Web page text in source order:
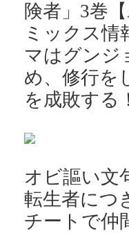
険者」3巻
ミックス情
マはグンジ
め、修行を
を成敗する
オビ謳い文
転生者につ
チートで仲